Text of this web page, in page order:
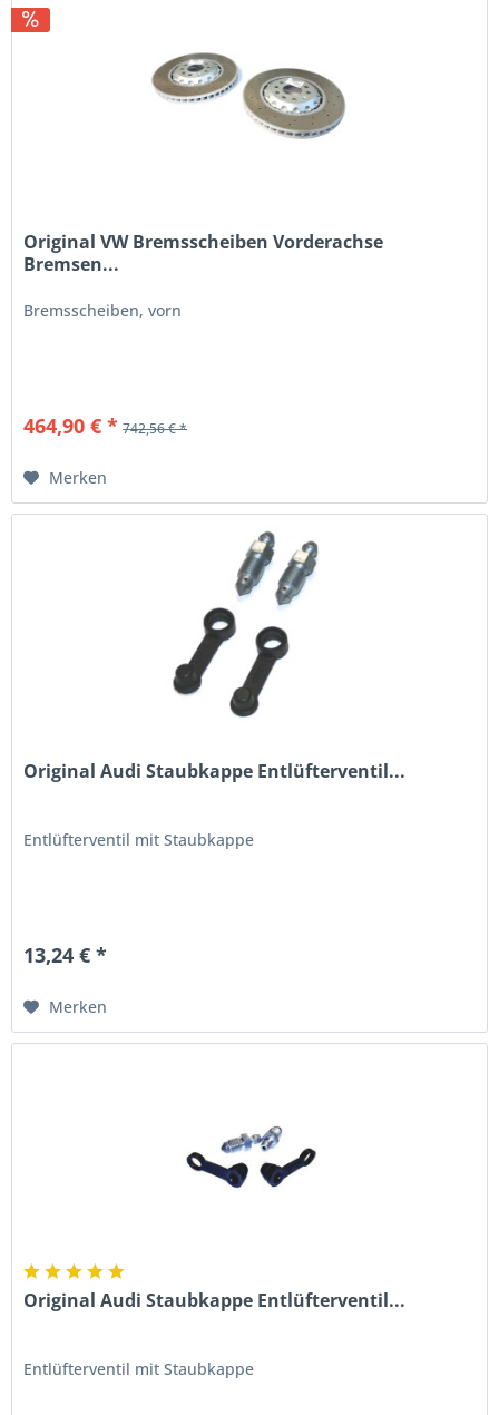
Original VW Bremsscheiben Vorderachse
Bremsen...
Bremsscheiben, vorn
464,90 € * 742,56 € *
Merken
Original Audi Staubkappe Entlüfterventil...
Entlüfterventil mit Staubkappe
13,24 € *
Merken
Original Audi Staubkappe Entlüfterventil...
Entlüfterventil mit Staubkappe